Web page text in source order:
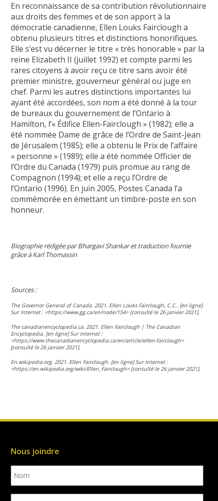
En reconnaissance de sa contribution révolutionnaire
aux droits des femmes et de son apport à la
démocratie canadienne, Ellen Louks Fairclough a
obtenu plusieurs titres et distinctions honorifiques.
Elle s’est vu décerner le titre « très honorable » par la
reine Elizabeth II (juillet 1992) et compte parmi les
rares citoyens à avoir reçu ce titre sans avoir été
premier ministre, gouverneur général ou juge en
chef. Parmi les autres distinctions importantes lui
ayant été accordées, son nom a été donné à la tour
de bureaux du gouvernement de l’Ontario à
Hamilton, l’« Édifice Ellen-Fairclough » (1982); elle a
été nommée Dame de grâce de l’Ordre de Saint-Jean
de Jérusalem (1985); elle a obtenu le Prix de l’affaire
« personne » (1989); elle a été nommée Officier de
l’Ordre du Canada (1979) puis promue au rang de
Compagnon (1994); et elle a reçu l’Ordre de
l’Ontario (1996). En juin 2005, Postes Canada l’a
commémorée en émettant un timbre-poste en son
honneur.
Biographie rédigée par Bhargavi Shankar et traduction fournie
grâce à Karl Thomassin
Sources :
The Governor General of Canada. 2021. Ellen Louks Fairclough, C.C.. [en ligne]
Sur Internet : <https://www.gg.ca/en/node/154> [consulté le 26 janvier 2021].
The canadianencyclopedia.ca. 2021. Ellen Fairclough | The Canadian
Encyclopedia. [en ligne] Sur Internet :
<https://www.thecanadianencyclopedia.ca/en/article/ellen-fairclough>
[consulté le 26 janvier 2021].
En.wikipedia.org. 2021. Ellen Fairclough. [en ligne] Sur Internet :
<https://en.wikipedia.org/wiki/Ellen_Fairclough> [consulté le 26 janvier 2021].
Nous joindre